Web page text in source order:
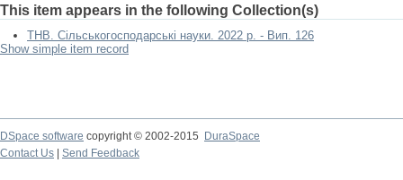
This item appears in the following Collection(s)
ТНВ. Сільськогосподарські науки. 2022 р. - Вип. 126
Show simple item record
DSpace software copyright © 2002-2015
DuraSpace
Contact Us
Send Feedback